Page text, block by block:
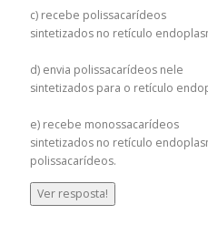
c) recebe polissacarídeos
sintetizados no retículo
d) envia polissacarídeos nele
sintetizados para o retículo
e) recebe monossacarídeos
sintetizados no retículo
polissacarídeos.
Ver resposta!